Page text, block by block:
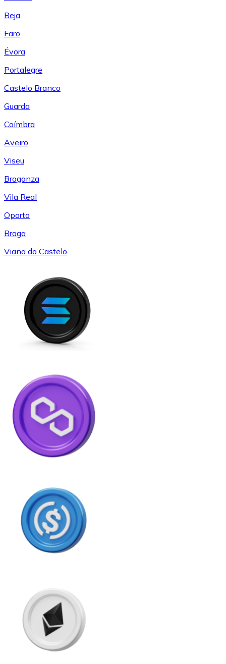
Beja
Faro
Évora
Portalegre
Castelo Branco
Guarda
Coímbra
Aveiro
Viseu
Braganza
Vila Real
Oporto
Braga
Viana do Castelo